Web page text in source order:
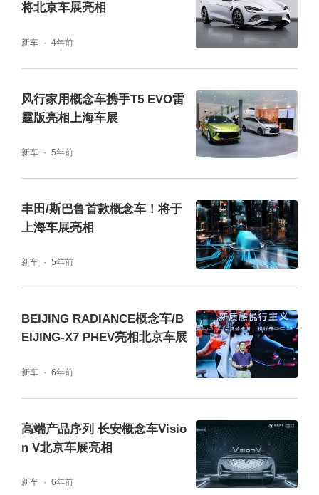
大电池+闪充！海洋8系真王牌真旗舰，新能源
汽车天花板
高端双旗舰，海豹08与海狮08分别是比亚迪首
款搭载闪充技术的插混轿车与插混SUV，海洋
将北京车展亮相
新车 4年前
风行家用概念车携手T5 EVO雷
霆版亮相上海车展
新车 5年前
丰田/斯巴鲁首款概念车！将于
上海车展亮相
新车 5年前
BEIJING RADIANCE概念车/B
EIJING-X7 PHEV亮相北京车展
新车 6年前
高端产品序列 长安概念车Visio
n V北京车展亮相
新车 6年前